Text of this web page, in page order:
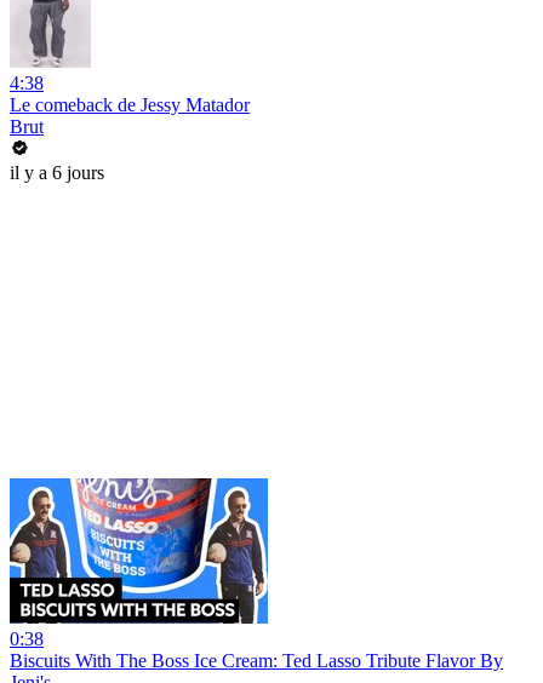
4:38
Le comeback de Jessy Matador
Brut
il y a 6 jours
0:38
Biscuits With The Boss Ice Cream: Ted Lasso Tribute Flavor By